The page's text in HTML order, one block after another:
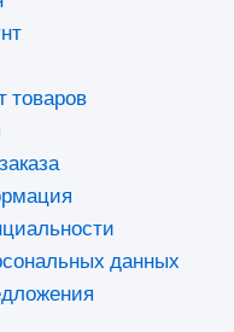
товаров
данных